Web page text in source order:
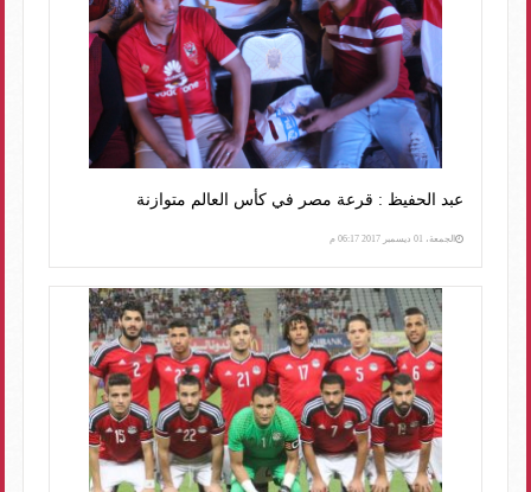
عبد الحفيظ : قرعة مصر في كأس العالم متوازنة
الجمعة، 01 ديسمبر 2017 06:17 م